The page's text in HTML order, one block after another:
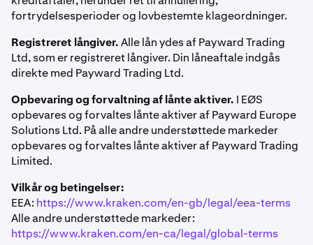
Låneforløb i appen:
1 På skærmen»Hvor meget vil du låne?«
kan du bruge
hurtigvalgsknapperne eller
et beløb. Dingrænsevises ovenfor
fortrydelsesperioder og lovbestemte klageordninger.
Registreret långiver.Alle lån ydes af Payward Trading
Ltd, som er registreret långiver. Din låneaftale indgås
direkte med Payward Trading Ltd.
Opbevaring og forvaltning af lånte aktiver. I EØS
opbevares og forvaltes lånte aktiver af Payward Europe
Solutions Ltd. På alle andre understøttede markeder
opbevares og forvaltes lånte aktiver af Payward Trading
Limited.
Vilkår og betingelser:
EEA: https://www.kraken.com/en-gb/legal/eea-terms
Alle andre understøttede markeder:
https://www.kraken.com/en-ca/legal/global-terms